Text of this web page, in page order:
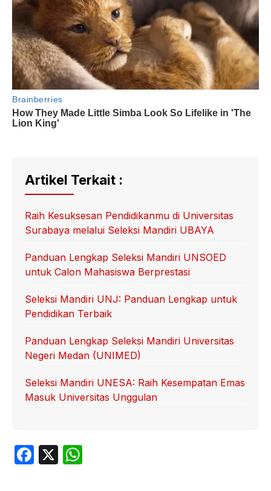
Artikel Terkait :
Raih Kesuksesan Pendidikanmu di Universitas
Surabaya melalui Seleksi Mandiri UBAYA
Panduan Lengkap Seleksi Mandiri UNSOED
untuk Calon Mahasiswa Berprestasi
Seleksi Mandiri UNJ: Panduan Lengkap untuk
Pendidikan Terbaik
Panduan Lengkap Seleksi Mandiri Universitas
Negeri Medan (UNIMED)
Seleksi Mandiri UNESA: Raih Kesempatan Emas
Masuk Universitas Unggulan
F
X